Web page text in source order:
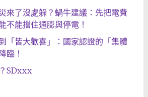
來了沒處躲？蝸牛建議：先把電費
不能擋住通膨與停電！
「皆大歡喜」：國家認證的「集體
臨！
SDxxx